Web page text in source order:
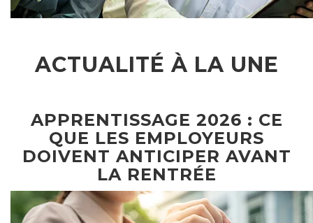
ACTUALITÉ À LA UNE
APPRENTISSAGE 2026 : CE
QUE LES EMPLOYEURS
DOIVENT ANTICIPER AVANT
LA RENTRÉE